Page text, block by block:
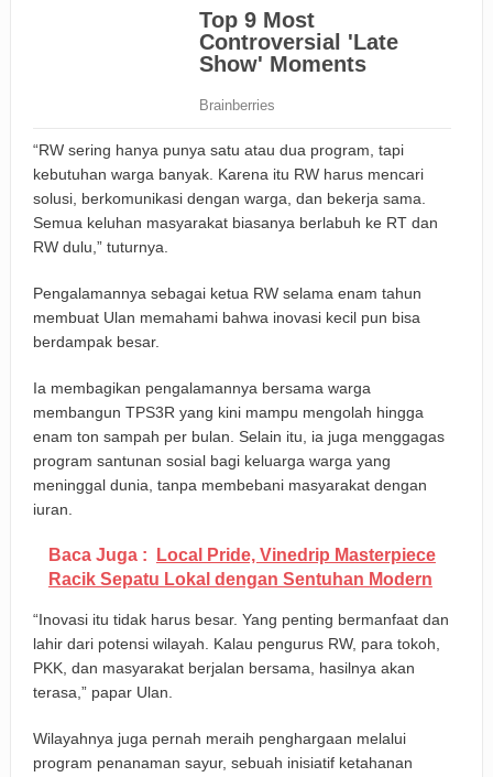
“RW sering hanya punya satu atau dua program, tapi
kebutuhan warga banyak. Karena itu RW harus mencari
solusi, berkomunikasi dengan warga, dan bekerja sama.
Semua keluhan masyarakat biasanya berlabuh ke RT dan
RW dulu,” tuturnya.
Pengalamannya sebagai ketua RW selama enam tahun
membuat Ulan memahami bahwa inovasi kecil pun bisa
berdampak besar.
Ia membagikan pengalamannya bersama warga
membangun TPS3R yang kini mampu mengolah hingga
enam ton sampah per bulan. Selain itu, ia juga menggagas
program santunan sosial bagi keluarga warga yang
meninggal dunia, tanpa membebani masyarakat dengan
iuran.
Baca Juga :
Local Pride, Vinedrip Masterpiece
Racik Sepatu Lokal dengan Sentuhan Modern
“Inovasi itu tidak harus besar. Yang penting bermanfaat dan
lahir dari potensi wilayah. Kalau pengurus RW, para tokoh,
PKK, dan masyarakat berjalan bersama, hasilnya akan
terasa,” papar Ulan.
Wilayahnya juga pernah meraih penghargaan melalui
program penanaman sayur, sebuah inisiatif ketahanan